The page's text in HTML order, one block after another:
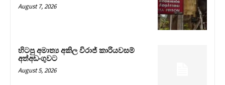
August 7, 2026
හිටපු අමාත්‍ය අකිල විරාජ් කාරියවසම්
අත්අඩංගුවට
August 5, 2026